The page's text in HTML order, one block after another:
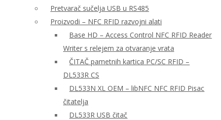
Pretvarač sučelja USB u RS485
Proizvodi – NFC RFID razvojni alati
Base HD – Access Control NFC RFID Reader
Writer s relejem za otvaranje vrata
ČITAČ pametnih kartica PC/SC RFID –
DL533R CS
DL533N XL OEM – libNFC NFC RFID Pisac
čitatelja
DL533R USB čitač